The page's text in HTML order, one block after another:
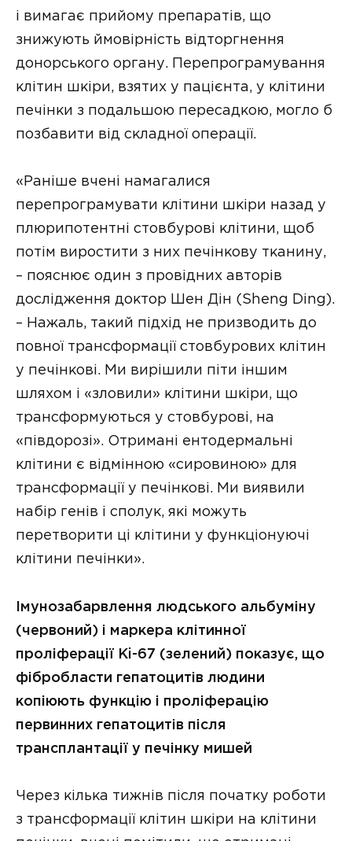
і вимагає прийому препаратів, що
знижують ймовірність відторгнення
донорського органу. Перепрограмування
клітин шкіри, взятих у пацієнта, у клітини
печінки з подальшою пересадкою, могло б
позбавити від складної операції.
«Раніше вчені намагалися
перепрограмувати клітини шкіри назад у
плюрипотентні стовбурові клітини, щоб
потім виростити з них печінкову тканину,
– пояснює один з провідних авторів
дослідження доктор Шен Дін (Sheng Ding).
– Нажаль, такий підхід не призводить до
повної трансформації стовбурових клітин
у печінкові. Ми вирішили піти іншим
шляхом і «зловили» клітини шкіри, що
трансформуються у стовбурові, на
«півдорозі». Отримані ентодермальні
клітини є відмінною «сировиною» для
трансформації у печінкові. Ми виявили
набір генів і сполук, які можуть
перетворити ці клітини у функціонуючі
клітини печінки».
Імунозабарвлення людського альбуміну
(червоний) і маркера клітинної
проліферації Ki-67 (зелений) показує, що
фібробласти гепатоцитів людини
копіюють функцію і проліферацію
первинних гепатоцитів після
трансплантації у печінку мишей
Через кілька тижнів після початку роботи
з трансформації клітин шкіри на клітини